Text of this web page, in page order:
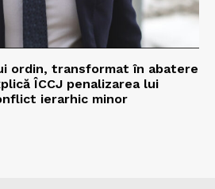
ordin, transformat în abatere
ÎCCJ penalizarea lui
ierarhic minor